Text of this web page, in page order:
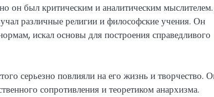
он был критическим и аналитическим
различные религии и философские учения. Он
искал основы для построения справедливого
серьезно повлияли на его жизнь и творчество.
сопротивления и теоретиком анархизма.